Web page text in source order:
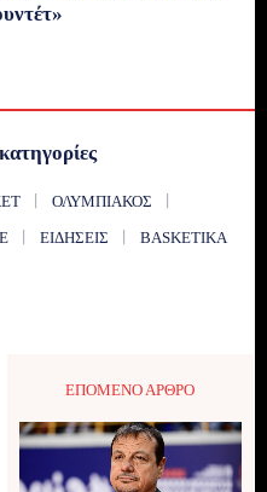
ΟΛΥΜΠΙΑΚΌΣ
ΕΙΔΉΣΕΙΣ BASKETIKA
ΕΠΌΜΕΝΟ ΆΡΘΡΟ